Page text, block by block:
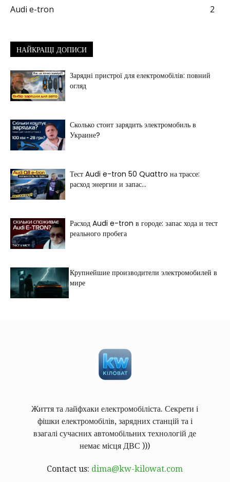
Audi e-tron
2
НАЙКРАЩІ ДОПИСИ
Зарядні пристрої для електромобілів: повний
огляд
Сколько стоит зарядить электромобиль в
Украине?
Тест Audi e-tron 50 Quattro на трассе:
расход энергии и запас...
Расход Audi e-tron в городе: запас хода и тест
реального пробега
Крупнейшие производители электромобилей в
мире
Життя та лайфхаки електромобіліста. Секрети і
фішки електромобілів, зарядних станцій та і
взагалі сучасних автомобільних технологій де
немає місця ДВС )))
Contact us: dima@kw-kilowat.com